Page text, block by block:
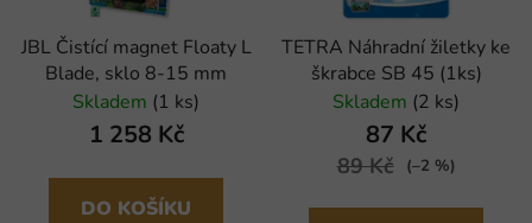
JBL Čistící magnet Floaty L
Blade, sklo 8-15 mm
Skladem (1 ks)
1 258 Kč
DO KOŠÍKU
TETRA Náhradní žiletky ke
škrabce SB 45 (1ks)
Skladem (2 ks)
87 Kč
89 Kč (–2 %)